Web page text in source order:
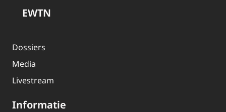
EWTN
Dossiers
Media
Livestream
Informatie